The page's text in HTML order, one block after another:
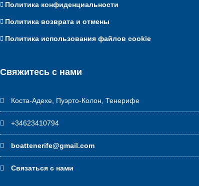
Политика конфиденциальности
Политика возврата и отмены
Политика использования файлов cookie
Свяжитесь с нами
Коста-Адехе, Пуэрто-Колон, Тенерифе
+34623410794
boattenerife@gmail.com
Связаться с нами